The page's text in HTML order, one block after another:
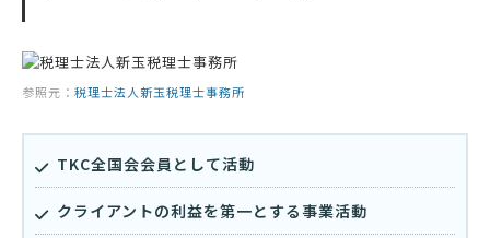
参照元： 税理士法人新玉税理士事務所
TKC全国会会員として活動
クライアントの利益を第一とする事業活動